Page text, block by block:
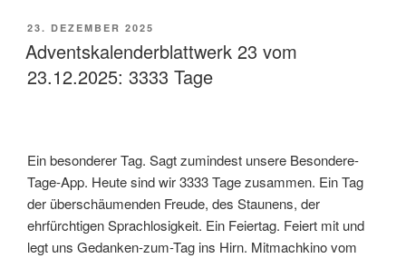
VERÖFFENTLICHT
AM
23. DEZEMBER 2025
Adventskalenderblattwerk 23 vom
23.12.2025: 3333 Tage
Ein besonderer Tag. Sagt zumindest unsere Besondere-
Tage-App. Heute sind wir 3333 Tage zusammen. Ein Tag
der überschäumenden Freude, des Staunens, der
ehrfürchtigen Sprachlosigkeit. Ein Feiertag. Feiert mit und
legt uns Gedanken-zum-Tag ins Hirn. Mitmachkino vom